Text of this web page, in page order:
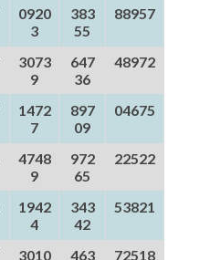
0920
3
383
55
88957
3073
9
647
36
48972
1472
7
897
09
04675
4748
9
972
65
22522
1942
4
343
42
53821
3010
463
72518